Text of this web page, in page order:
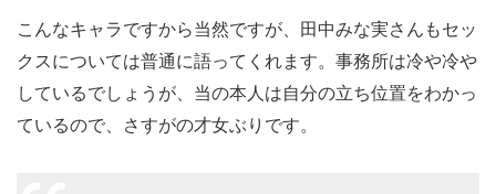
こんなキャラですから当然ですが、田中みな実さんもセッ
クスについては普通に語ってくれます。事務所は冷や冷や
しているでしょうが、当の本人は自分の立ち位置をわかっ
ているので、さすがの才女ぶりです。